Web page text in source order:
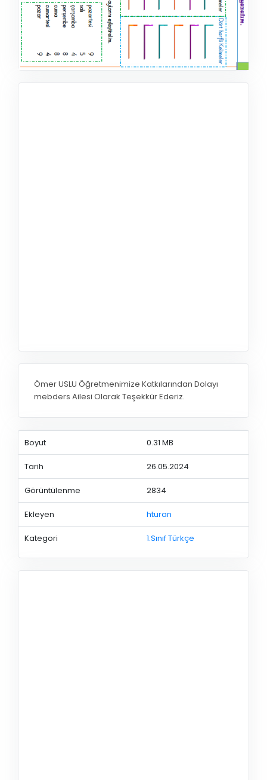
Ömer USLU Öğretmenimize Katkılarından Dolayı
mebders Ailesi Olarak Teşekkür Ederiz.
Boyut 0.31 MB
Tarih 26.05.2024
Görüntülenme 2834
Ekleyen hturan
Kategori 1.Sınıf Türkçe